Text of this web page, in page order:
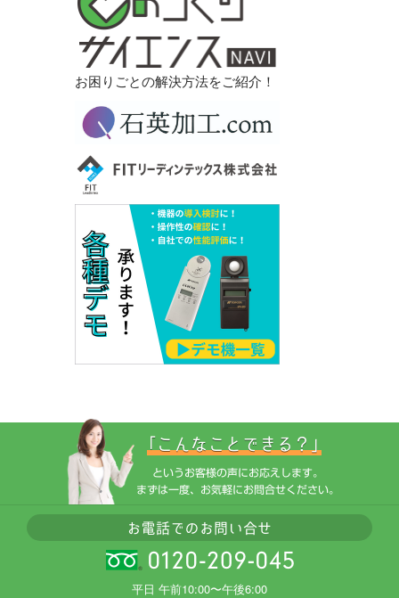
お困りごとの解決方法をご紹介！
平日 午前10:00〜午後6:00